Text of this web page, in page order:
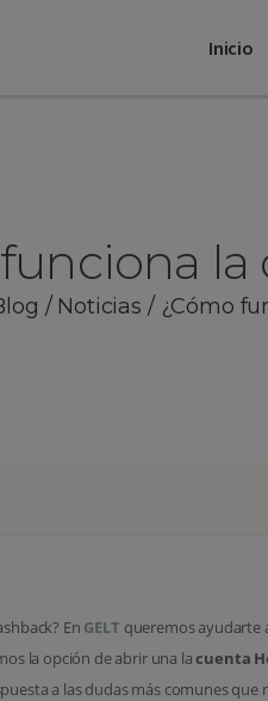
Inicio
/ Noticias /¿Cómo
En GELT queremos ayudarte
la opción de abrir una lacuenta
a las dudas más comunes